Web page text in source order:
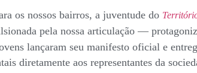
os nossos bairros, a juventude do
pela nossa articulação —
lançaram seu manifesto oficial e
diretamente aos representantes da